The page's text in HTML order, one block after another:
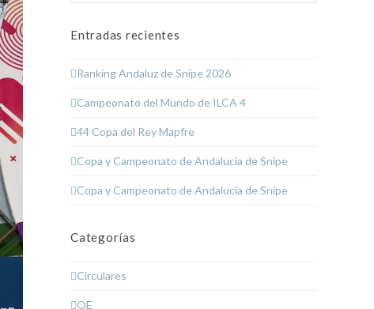
Entradas recientes
Ranking Andaluz de Snipe 2026
Campeonato del Mundo de ILCA 4
44 Copa del Rey Mapfre
Copa y Campeonato de Andalucía de Snipe
Copa y Campeonato de Andalucía de Snipe
Categorías
Circulares
OE